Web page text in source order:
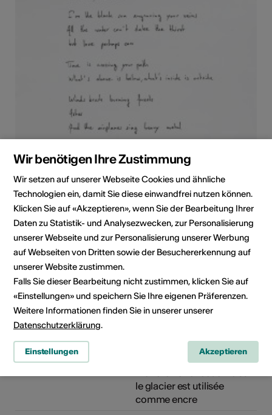
Copyright Sabine Zaalene 2017
Blacksun on the glacier, 2017
Umsetzung/Technik
écriture, photogravure, la
le glacier est utilisée
comme encre
Wir benötigen Ihre Zustimmung
Wir setzen auf unserer Webseite Cookies und ähnliche
Technologien ein, damit Sie diese einwandfrei nutzen können.
Klicken Sie auf «Akzeptieren», wenn Sie der Bearbeitung Ihrer
Daten zu Statistik- und Analysezwecken, zur Personalisierung
unserer Webseite und zur Personalisierung unserer Werbung
auf Webseiten von Dritten sowie der Besuchererkennung auf
unserer Website zustimmen.
Falls Sie dieser Bearbeitung nicht zustimmen, klicken Sie auf
«Einstellungen» und speichern Sie Ihre eigenen Präferenzen.
Weitere Informationen finden Sie in unserer unserer
Datenschutzerklärung.
Einstellungen Akzeptieren